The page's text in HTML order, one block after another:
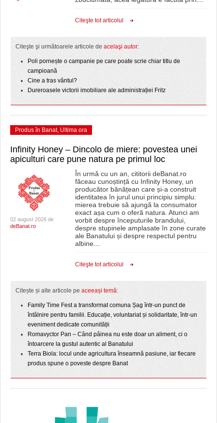
Citeşte tot articolul
Citeşte şi următoarele articole de acelaşi autor:
Poli pornește o campanie pe care poate scrie chiar titlu de
campioană
Cine a tras vântul?
Dureroasele victorii imobiliare ale administrației Fritz
Produs în Banat, Ultima ora
Infinity Honey – Dincolo de miere: povestea unei
apiculturi care pune natura pe primul loc
02 august 2026 de
deBanat.ro
În urmă cu un an, cititorii deBanat.ro
făceau cunoștință cu Infinity Honey, un
producător bănățean care și-a construit
identitatea în jurul unui principiu simplu:
mierea trebuie să ajungă la consumator
exact așa cum o oferă natura. Atunci am
vorbit despre începuturile brandului,
despre stupinele amplasate în zone curate
ale Banatului și despre respectul pentru
albine…
Citeşte tot articolul
Citește și alte articole pe aceeași temă:
Family Time Fest a transformat comuna Șag într-un punct de
întâlnire pentru familii. Educație, voluntariat și solidaritate, într-un
eveniment dedicate comunității
Romavyctor Pan – Când pâinea nu este doar un aliment, ci o
întoarcere la gustul autentic al Banatului
Terra Biola: locul unde agricultura înseamnă pasiune, iar fiecare
produs spune o poveste despre Banat